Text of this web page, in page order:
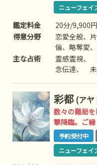
ニューフェイ
鑑定料金
20分/9,900
得意分野
恋愛全般、
倫、略奪愛
離婚、夫婦
教育、介護
主な占術
霊感霊視
念伝達、 未
彩都 (アヤ
数々の難局
撃降臨。ご
変化を起こし
る成就伝説
予約受付中
ニューフェイ